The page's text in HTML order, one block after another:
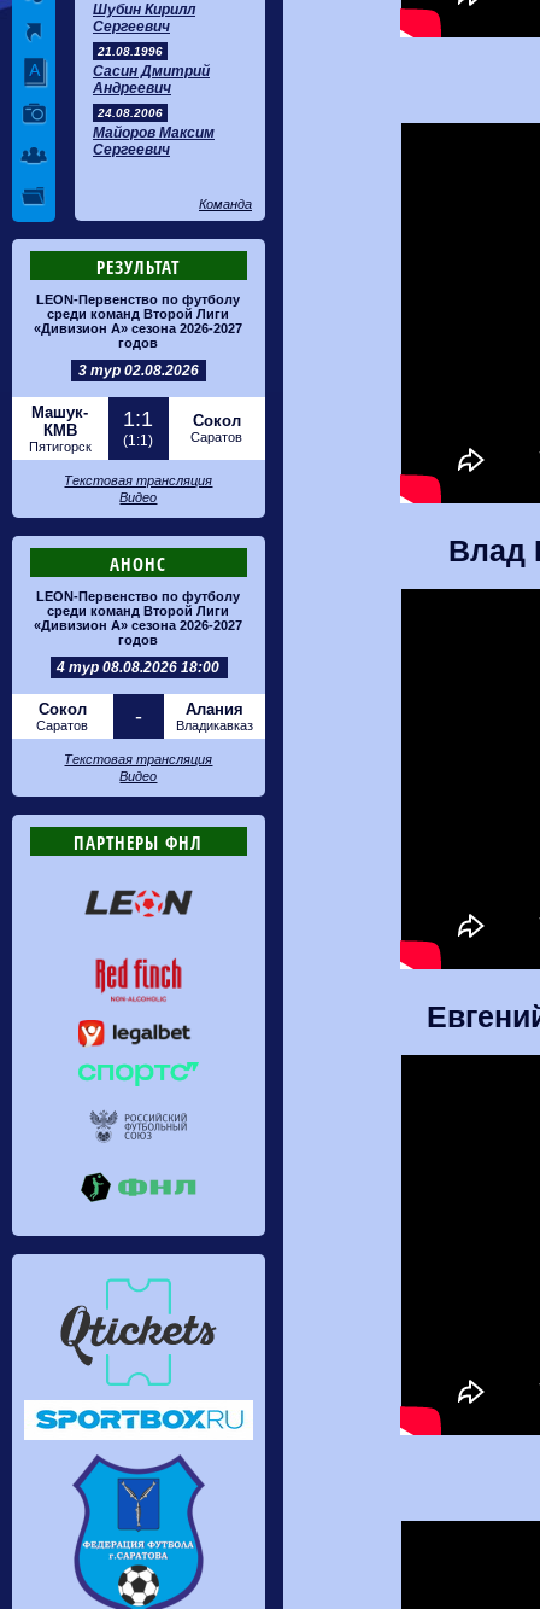
Шубин Кирилл
Сергеевич
21.08.1996
Сасин Дмитрий
Андреевич
24.08.2006
Майоров Максим
Сергеевич
Команда
РЕЗУЛЬТАТ
LEON-Первенство по футболу
среди команд Второй Лиги
«Дивизион А» сезона 2026-2027
годов
3 тур 02.08.2026
Машук-
КМВ
Пятигорск
1:1
(1:1)
Сокол
Саратов
Текстовая трансляция
Видео
АНОНС
LEON-Первенство по футболу
среди команд Второй Лиги
«Дивизион А» сезона 2026-2027
годов
4 тур 08.08.2026 18:00
Сокол
Саратов - Алания
Владикавказ
Текстовая трансляция
Видео
ПАРТНЕРЫ ФНЛ
Влад